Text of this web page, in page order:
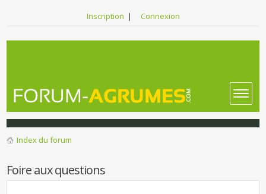
Inscription | Connexion
Index du forum
Foire aux questions